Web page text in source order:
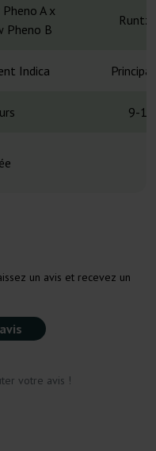
A x
Pheno B
Runtz
Indica
9-10
un avis et recevez un
votre avis !